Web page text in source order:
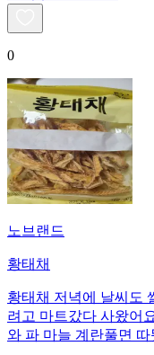
0
노브랜드
황태채
황태채 저녁에 날씨도
려고 마트갔다 사왔어
와 파 마늘 계란풀면